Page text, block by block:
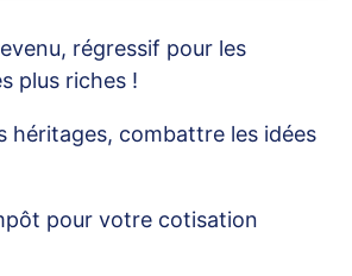
régressif pour les
plus riches !
héritages, combattre les idées
pour votre cotisation